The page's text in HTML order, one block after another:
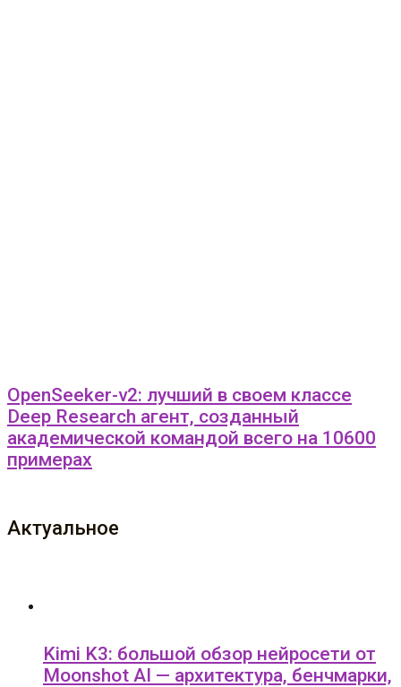
OpenSeeker-v2: лучший в своем классе
Deep Research агент, созданный
академической командой всего на 10600
примерах
Актуальное
Kimi K3: большой обзор нейросети от
Moonshot AI — архитектура, бенчмарки,